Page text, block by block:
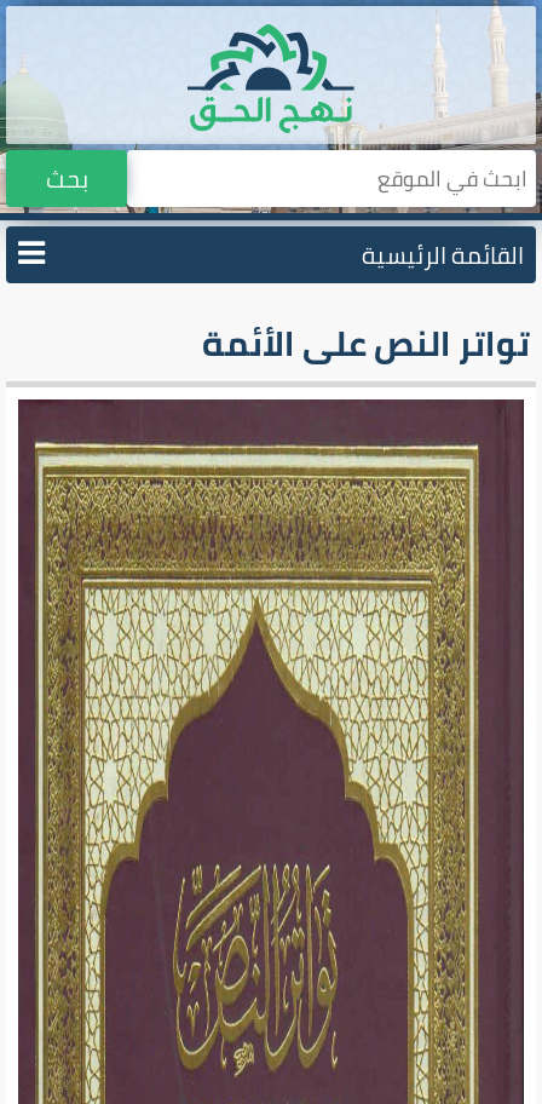
بحث
القائمة الرئيسية
تواتر النص على الأئمة